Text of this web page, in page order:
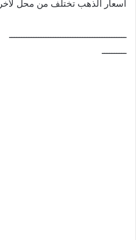
أسعار الذهب تختلف من محل لآخر
ــــــــــــــــــــــــــــــــــــــــــــــــ
ــــــــــ